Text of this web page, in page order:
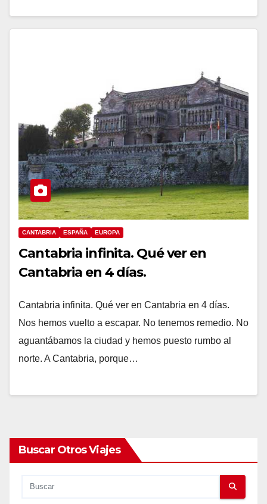
CANTABRIA ESPAÑA EUROPA
Cantabria infinita. Qué ver en
Cantabria en 4 días.
Cantabria infinita. Qué ver en Cantabria en 4 días.
Nos hemos vuelto a escapar. No tenemos remedio. No
aguantábamos la ciudad y hemos puesto rumbo al
norte. A Cantabria, porque…
Buscar Otros Viajes